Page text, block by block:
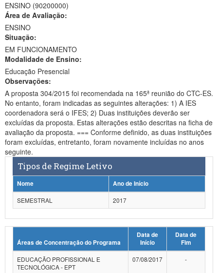
Ministério da Ciência, Tecnologia, Inovações e Comunicações
Ministério do Meio Ambiente
Ministério do Turismo
Ministério do Desenvolvimento Regional
Controladoria-Geral da União
Ministério da Mulher, da Família e dos Direitos Humanos
Secretaria-Geral
Secretaria de Governo
Gabinete de Segurança Institucional
ENSINO (90200000)
Área de Avaliação:
ENSINO
Situação:
EM FUNCIONAMENTO
Modalidade de Ensino:
Educação Presencial
Observações:
A proposta 304/2015 foi recomendada na 165ª reunião do CTC-ES.
No entanto, foram indicadas as seguintes alterações: 1) A IES
coordenadora será o IFES; 2) Duas instituições deverão ser
excluídas da proposta. Estas alterações estão descritas na ficha de
avaliação da proposta. === Conforme definido, as duas instituições
foram excluídas, entretanto, foram novamente incluídas no anos
seguinte.
Tipos de Regime Letivo
Nome
Ano de Início
SEMESTRAL
2017
Áreas de Concentração do Programa
Data de
Início
Data de
Fim
EDUCAÇÃO PROFISSIONAL E
TECNOLÓGICA - EPT
07/08/2017 -